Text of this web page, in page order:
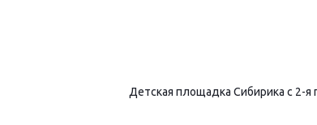
Детская площадка Сибирика с 2-я